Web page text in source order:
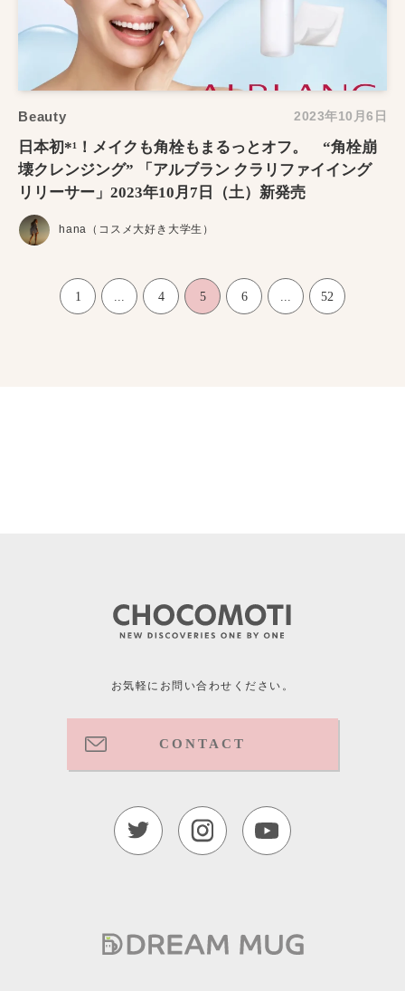
Beauty 2023年10月6日
日本初*¹！メイクも角栓もまるっとオフ。 “角栓崩
壊クレンジング” 「アルブラン クラリファイイング
リリーサー」2023年10月7日（土）新発売
hana（コスメ大好き大学生）
1 4 5 6 52
お気軽にお問い合わせください。
CONTACT